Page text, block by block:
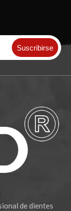
Suscribirse
de dientes